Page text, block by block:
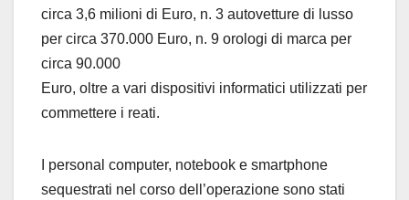
circa 3,6 milioni di Euro, n. 3 autovetture di lusso
per circa 370.000 Euro, n. 9 orologi di marca per
circa 90.000
Euro, oltre a vari dispositivi informatici utilizzati per
commettere i reati.
I personal computer, notebook e smartphone
sequestrati nel corso dell’operazione sono stati